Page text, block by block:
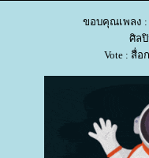
ขอบคุณเพลง :
ศิลปิ
Vote : สื่อ